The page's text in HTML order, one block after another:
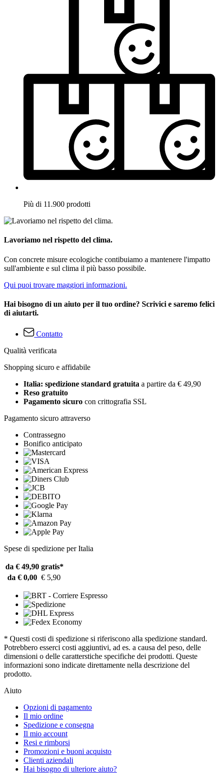
Più di 11.900 prodotti
Lavoriamo nel rispetto del clima.
Con concrete misure ecologiche contibuiamo a mantenere l'impatto
sull'ambiente e sul clima il più basso possibile.
Qui puoi trovare maggiori informazioni.
Hai bisogno di un aiuto per il tuo ordine? Scrivici e saremo felici
di aiutarti.
Contatto
Qualità verificata
Shopping sicuro e affidabile
Italia: spedizione standard gratuita a partire da € 49,90
Reso gratuito
Pagamento sicuro con crittografia SSL
Pagamento sicuro attraverso
Contrassegno
Bonifico anticipato
Spese di spedizione per Italia
da € 49,90 gratis*
da € 0,00 € 5,90
* Questi costi di spedizione si riferiscono alla spedizione standard.
Potrebbero esserci costi aggiuntivi, ad es. a causa del peso, delle
dimensioni o delle caratterstiche specifiche dei prodotti. Queste
informazioni sono indicate direttamente nella descrizione del
prodotto.
Aiuto
Opzioni di pagamento
Il mio ordine
Spedizione e consegna
Il mio account
Resi e rimborsi
Promozioni e buoni acquisto
Clienti aziendali
Hai bisogno di ulteriore aiuto?